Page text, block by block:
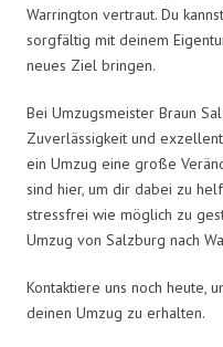
Warrington vertraut. Du
sorgfältig mit deinem
neues Ziel bringen.
Bei Umzugsmeister Braun
Zuverlässigkeit und
ein Umzug eine große
sind hier, um dir dabei zu
stressfrei wie möglich zu
Umzug von Salzburg nach
Kontaktiere uns noch heute,
deinen Umzug zu erhalten.